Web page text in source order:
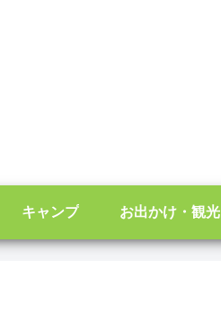
キャンプ お出かけ・観光